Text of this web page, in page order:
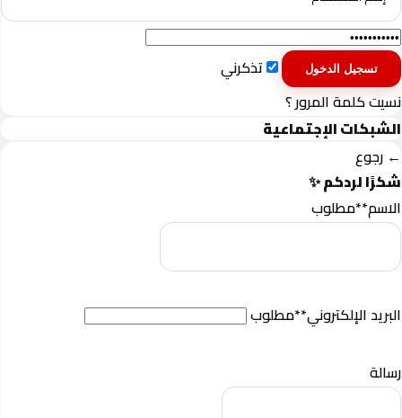
تذكرني
نسيت كلمة المرور ؟
الشبكات الإجتماعية
← رجوع
شكرًا لردكم ✨
الاسم**مطلوب
البريد الإلكتروني**مطلوب
رسالة